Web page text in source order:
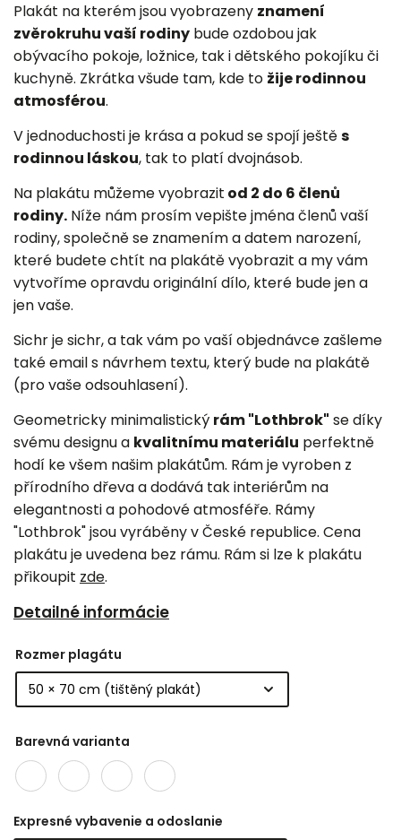
Plakát na kterém jsou vyobrazeny znamení
zvěrokruhu vaší rodiny bude ozdobou jak
obývacího pokoje, ložnice, tak i dětského pokojíku či
kuchyně. Zkrátka všude tam, kde to žije rodinnou
atmosférou.
V jednoduchosti je krása a pokud se spojí ještěs
rodinnou láskou, tak to platí dvojnásob.
Na plakátu můžeme vyobrazit od 2 do 6 členů
rodiny. Níže nám prosím vepište jména členů vaší
rodiny, společně se znamením a datem narození,
které budete chtít na plakátě vyobrazit a my vám
vytvoříme opravdu originální dílo, které bude jen a
jen vaše.
Sichr je sichr, a tak vám po vaší objednávce zašleme
také email s návrhem textu, který bude na plakátě
(pro vaše odsouhlasení).
Geometricky minimalistický rám "Lothbrok" se díky
svému designu a kvalitnímu materiálu perfektně
hodí ke všem našim plakátům. Rám je vyroben z
přírodního dřeva a dodává tak interiérům na
elegantnosti a pohodové atmosféře. Rámy
"Lothbrok" jsou vyráběny v České republice. Cena
plakátu je uvedena bez rámu. Rám si lze k plakátu
přikoupit zde.
Detailné informácie
Rozmer plagátu
Barevná varianta
Expresné vybavenie a odoslanie